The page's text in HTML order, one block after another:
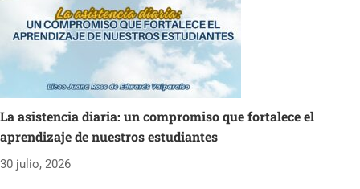
La asistencia diaria: un compromiso que fortalece el
aprendizaje de nuestros estudiantes
30 julio, 2026